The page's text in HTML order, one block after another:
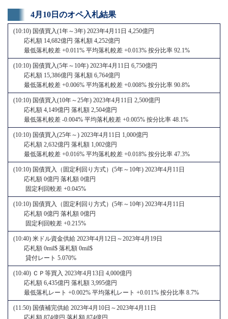
4月10日のオペ入札結果
(10:10) 国債買入(1年～3年) 2023年4月11日 4,250億円
応札額 14,682億円 落札額 4,252億円
最低落札較差 +0.011% 平均落札較差 +0.013% 按分比率 92.1%
(10:10) 国債買入(5年～10年) 2023年4月11日 6,750億円
応札額 15,386億円 落札額 6,764億円
最低落札較差 +0.006% 平均落札較差 +0.008% 按分比率 90.8%
(10:10) 国債買入(10年～25年) 2023年4月11日 2,500億円
応札額 4,149億円 落札額 2,504億円
最低落札較差 -0.004% 平均落札較差 +0.005% 按分比率 48.1%
(10:10) 国債買入(25年～) 2023年4月11日 1,000億円
応札額 2,632億円 落札額 1,002億円
最低落札較差 +0.016% 平均落札較差 +0.018% 按分比率 47.3%
(10:10) 国債買入（固定利回り方式）(5年～10年) 2023年4月11日
応札額 0億円 落札額 0億円
固定利回較差 +0.045%
(10:10) 国債買入（固定利回り方式）(5年～10年) 2023年4月11日
応札額 0億円 落札額 0億円
固定利回較差 +0.215%
(10:40) 米ドル資金供給 2023年4月12日～2023年4月19日
応札額 0mil$ 落札額 0mil$
貸付レート 5.070%
(10:40) ＣＰ等買入 2023年4月13日 4,000億円
応札額 6,435億円 落札額 3,995億円
最低落札レート +0.002% 平均落札レート +0.011% 按分比率 8.7%
(11:50) 国債補完供給 2023年4月10日～2023年4月11日
応札額 874億円 落札額 874億円